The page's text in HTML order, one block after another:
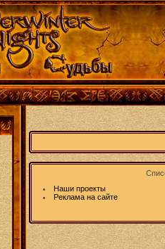
Наши проекты
Реклама на сайте